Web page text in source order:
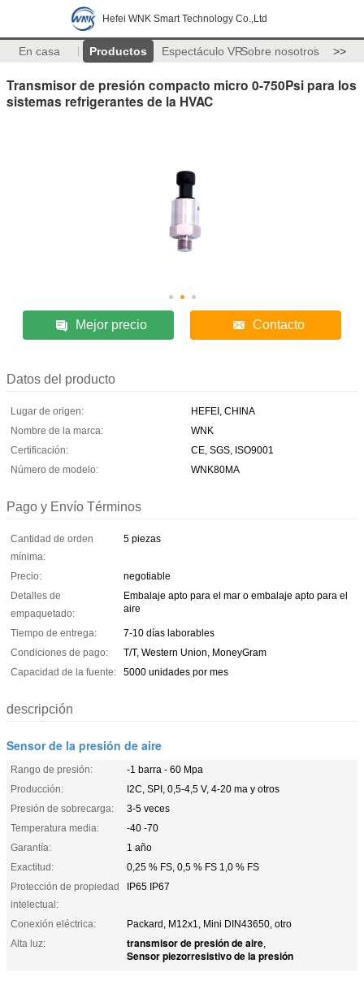
Hefei WNK Smart Technology Co.,Ltd
En casa Productos Espectáculo VRSobre nosotros >>
Transmisor de presión compacto micro 0-750Psi para los
sistemas refrigerantes de la HVAC
Mejor precio Contacto
Datos del producto
Lugar de origen:
HEFEI, CHINA
Nombre de la marca:
WNK
Certificación:
CE, SGS, ISO9001
Número de modelo:
WNK80MA
Pago y Envío Términos
Cantidad de orden
mínima:
5 piezas
Precio:
negotiable
Detalles de
empaquetado:
Embalaje apto para el mar o embalaje apto para el
aire
Tiempo de entrega:
7-10 días laborables
Condiciones de pago:
T/T, Western Union, MoneyGram
Capacidad de la fuente:
5000 unidades por mes
descripción
Sensor de la presión de aire
Rango de presión:
-1 barra - 60 Mpa
Producción:
I2C, SPI, 0,5-4,5 V, 4-20 ma y otros
Presión de sobrecarga:
3-5 veces
Temperatura media:
-40 -70
Garantía:
1 año
Exactitud:
0,25 % FS, 0,5 % FS 1,0 % FS
Protección de propiedad
intelectual:
IP65 IP67
Conexión eléctrica:
Packard, M12x1, Mini DIN43650, otro
Alta luz:
transmisor de presión de aire,
Sensor piezorresistivo de la presión